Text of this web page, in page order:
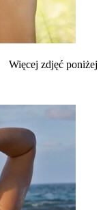
Więcej zdjęć poniżej